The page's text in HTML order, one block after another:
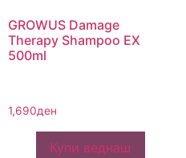
GROWUS Damage
Therapy Shampoo EX
500ml
1,690ден
Купи веднаш